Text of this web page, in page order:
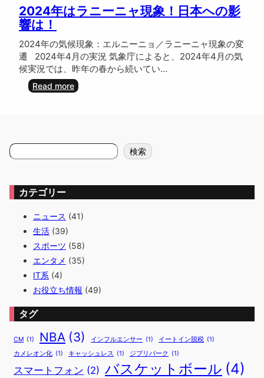
2024年はラニーニャ現象！日本への影
響は！
2024年の気候現象：エルニーニョ／ラニーニャ現象の変
遷 2024年4月の実況 気象庁によると、2024年4月の気
候実況では、昨年の春から続いてい…
Read more:
年
ー
ニ
現
！
本
の
響
は
！
検
索
検索
カテゴリー
ニュース (41)
生活 (39)
スポーツ (58)
エンタメ (35)
IT系 (4)
お役立ち情報 (49)
タグ
CM (1) NBA (3) インフルエンサー (1) イートイン脱税 (1)
カメレオン化 (1) キャッシュレス (1) ジブリパーク (1)
スマートフォン (2) バスケットボール (4)